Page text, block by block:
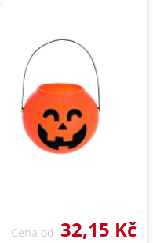
Cena od 32,15 Kč